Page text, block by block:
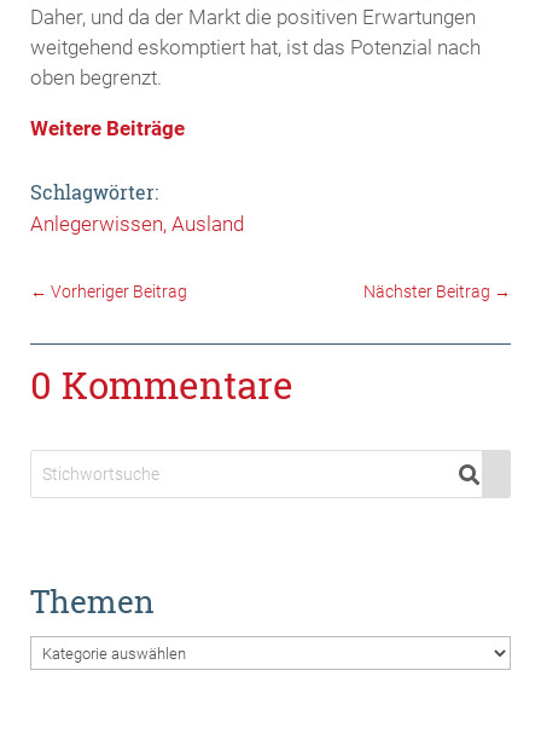
Daher, und da der Markt die positiven Erwartungen
weitgehend eskomptiert hat, ist das Potenzial nach
oben begrenzt.
Weitere Beiträge
Schlagwörter:
Anlegerwissen Ausland
← Vorheriger Beitrag Nächster Beitrag →
0 Kommentare
Themen
Themen